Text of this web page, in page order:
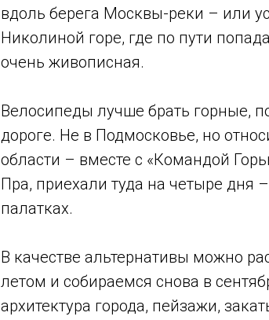
вдоль берега Москвы-реки – или
Николиной горе, где по пути
очень живописная.
Велосипеды лучше брать горные,
дороге. Не в Подмосковье, но
области – вместе с «Командой
Пра, приехали туда на четыре дня
палатках.
В качестве альтернативы можно
летом и собираемся снова в
архитектура города, пейзажи,